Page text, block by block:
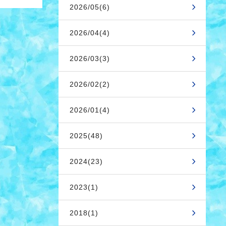
2026/05(6)
2026/04(4)
2026/03(3)
2026/02(2)
2026/01(4)
2025(48)
2024(23)
2023(1)
2018(1)